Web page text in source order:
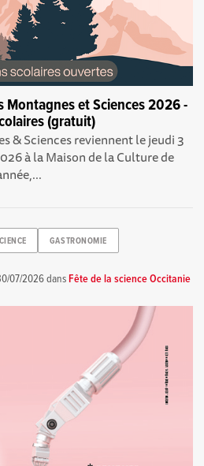
Montagnes et Sciences 2026 -
(gratuit)
& Sciences reviennent le jeudi 3
à la Maison de la Culture de
GASTRONOMIE
07/2026dansFête de la science Occitanie